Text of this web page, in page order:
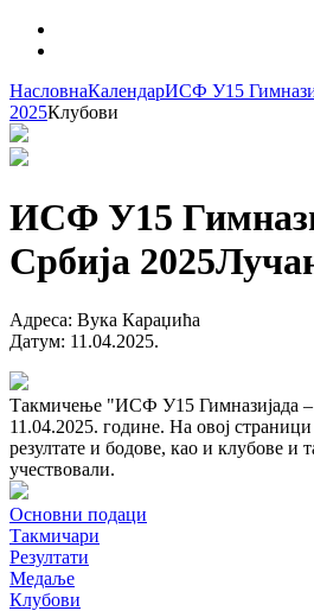
НасловнаКалендарИСФ У15
2025Клубови
ИСФ У15
Србија 2025
Адреса: Вука Караџића
Датум: 11.04.2025.
Такмичење "ИСФ У15 Гимназијада –
11.04.2025. године. На овој
резултате и бодове, као и клубове и
учествовали.
Основни подаци
Такмичари
Резултати
Медаље
Клубови